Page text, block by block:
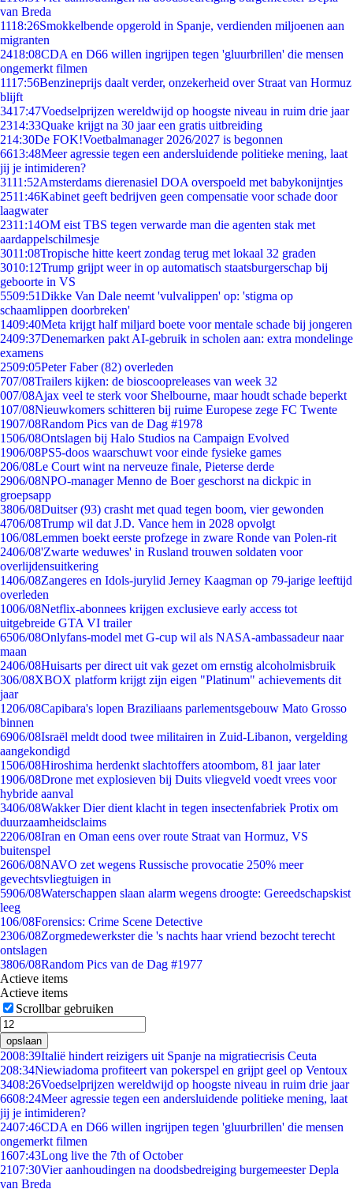
van Breda
1118:26Smokkelbende opgerold in Spanje, verdienden miljoenen aan
migranten
2418:08CDA en D66 willen ingrijpen tegen 'gluurbrillen' die mensen
ongemerkt filmen
1117:56Benzineprijs daalt verder, onzekerheid over Straat van Hormuz
blijft
3417:47Voedselprijzen wereldwijd op hoogste niveau in ruim drie jaar
2314:33Quake krijgt na 30 jaar een gratis uitbreiding
214:30De FOK!Voetbalmanager 2026/2027 is begonnen
6613:48Meer agressie tegen een andersluidende politieke mening, laat
jij je intimideren?
3111:52Amsterdams dierenasiel DOA overspoeld met babykonijntjes
2511:46Kabinet geeft bedrijven geen compensatie voor schade door
laagwater
2311:14OM eist TBS tegen verwarde man die agenten stak met
aardappelschilmesje
3011:08Tropische hitte keert zondag terug met lokaal 32 graden
3010:12Trump grijpt weer in op automatisch staatsburgerschap bij
geboorte in VS
5509:51Dikke Van Dale neemt 'vulvalippen' op: 'stigma op
schaamlippen doorbreken'
1409:40Meta krijgt half miljard boete voor mentale schade bij jongeren
2409:37Denemarken pakt AI-gebruik in scholen aan: extra mondelinge
examens
2509:05Peter Faber (82) overleden
707/08Trailers kijken: de bioscoopreleases van week 32
007/08Ajax veel te sterk voor Shelbourne, maar houdt schade beperkt
107/08Nieuwkomers schitteren bij ruime Europese zege FC Twente
1907/08Random Pics van de Dag #1978
1506/08Ontslagen bij Halo Studios na Campaign Evolved
1906/08PS5-doos waarschuwt voor einde fysieke games
206/08Le Court wint na nerveuze finale, Pieterse derde
2906/08NPO-manager Menno de Boer geschorst na dickpic in
groepsapp
3806/08Duitser (93) crasht met quad tegen boom, vier gewonden
4706/08Trump wil dat J.D. Vance hem in 2028 opvolgt
106/08Lemmen boekt eerste profzege in zware Ronde van Polen-rit
2406/08'Zwarte weduwes' in Rusland trouwen soldaten voor
overlijdensuitkering
1406/08Zangeres en Idols-jurylid Jerney Kaagman op 79-jarige leeftijd
overleden
1006/08Netflix-abonnees krijgen exclusieve early access tot
uitgebreide GTA VI trailer
6506/08Onlyfans-model met G-cup wil als NASA-ambassadeur naar
maan
2406/08Huisarts per direct uit vak gezet om ernstig alcoholmisbruik
306/08XBOX platform krijgt zijn eigen "Platinum" achievements dit
jaar
1206/08Capibara's lopen Braziliaans parlementsgebouw Mato Grosso
binnen
6906/08Israël meldt dood twee militairen in Zuid-Libanon, vergelding
aangekondigd
1506/08Hiroshima herdenkt slachtoffers atoombom, 81 jaar later
1906/08Drone met explosieven bij Duits vliegveld voedt vrees voor
hybride aanval
3406/08Wakker Dier dient klacht in tegen insectenfabriek Protix om
duurzaamheidsclaims
2206/08Iran en Oman eens over route Straat van Hormuz, VS
buitenspel
2606/08NAVO zet wegens Russische provocatie 250% meer
gevechtsvliegtuigen in
5906/08Waterschappen slaan alarm wegens droogte: Gereedschapskist
leeg
106/08Forensics: Crime Scene Detective
2306/08Zorgmedewerkster die 's nachts haar vriend bezocht terecht
ontslagen
3806/08Random Pics van de Dag #1977
Actieve items
Actieve items
Scrollbar gebruiken
opslaan
2008:39Italië hindert reizigers uit Spanje na migratiecrisis Ceuta
208:34Niewiadoma profiteert van pokerspel en grijpt geel op Ventoux
3408:26Voedselprijzen wereldwijd op hoogste niveau in ruim drie jaar
6608:24Meer agressie tegen een andersluidende politieke mening, laat
jij je intimideren?
2407:46CDA en D66 willen ingrijpen tegen 'gluurbrillen' die mensen
ongemerkt filmen
1607:43Long live the 7th of October
2107:30Vier aanhoudingen na doodsbedreiging burgemeester Depla
van Breda